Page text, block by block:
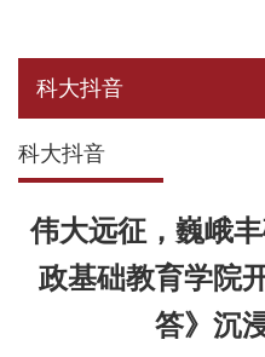
科大抖音
科大抖音
伟大远征，巍峨
政基础教育学院
答》沉